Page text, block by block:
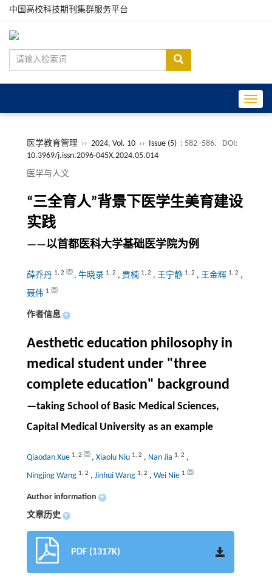
中国高校科技期刊集群服务平台
医学教育管理 ›› 2024, Vol. 10 ›› Issue (5) : 582 -586.
DOI:
10.3969/j.issn.2096-045X.2024.05.014
医学与人文
“三全育人”背景下医学生美育建设
实践
——以首都医科大学基础医学院为例
薛乔丹 1, 2 , 牛晓录 1, 2 , 贾楠 1, 2 , 王宁静 1, 2 , 王金辉 1, 2 ,
聂伟 1
作者信息 +
Aesthetic education philosophy in
medical student under "three
complete education" background
—taking School of Basic Medical Sciences,
Capital Medical University as an example
Qiaodan Xue 1, 2 , Xiaolu Niu 1, 2 , Nan Jia 1, 2 ,
Ningjing Wang 1, 2 , Jinhui Wang 1, 2 , Wei Nie 1
Author information +
文章历史 +
PDF (1317K)